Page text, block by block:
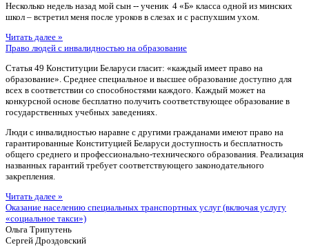
Несколько недель назад мой сын -- ученик 4 «Б» класса одной из минских
школ – встретил меня после уроков в слезах и с распухшим ухом.
Читать далее »
Право людей с инвалидностью на образование
Статья 49 Конституции Беларуси гласит: «каждый имеет право на
образование». Среднее специальное и высшее образование доступно для
всех в соответствии со способностями каждого. Каждый может на
конкурсной основе бесплатно получить соответствующее образование в
государственных учебных заведениях.
Люди с инвалидностью наравне с другими гражданами имеют право на
гарантированные Конституцией Беларуси доступность и бесплатность
общего среднего и профессионально-технического образования. Реализация
названных гарантий требует соответствующего законодательного
закрепления.
Читать далее »
Оказание населению специальных транспортных услуг (включая услугу
«социальное такси»)
Ольга Трипутень
Сергей Дроздовский